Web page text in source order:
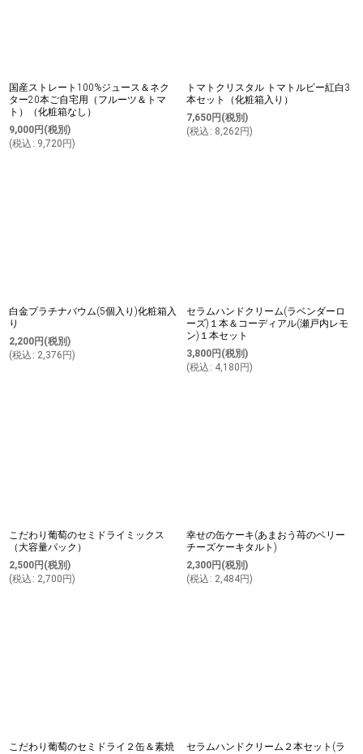
国産ストレート100%ジュース＆ネク
ター20本ご自宅用（フルーツ＆トマ
ト）（化粧箱なし）
9,000円 (税別)
(税込 : 9,720 円)
トマトクリスタル トマトルビー紅白3
本セット（化粧箱入り）
7,650円 (税別)
(税込 : 8,262円)
白金プラチナバウム(5個入り)化粧箱入
り
2,200円 (税別)
(税込 : 2,376 円)
セラムハンドクリーム(ラベンダーロ
ーズ)１本＆コーディアル(瀬戸内レモ
ン)１本セット
3,800円 (税別)
(税込 : 4,180 円)
こだわり葡萄のセミドライミックス
（大容量パック）
2,500円 (税別)
(税込 : 2,700 円)
幸せの缶ケーキ(あまおう苺のベリー
チーズケーキタルト)
2,300円 (税別)
(税込 : 2,484円)
こだわり葡萄のセミドライ２缶＆素焼
セラムハンドクリーム２本セット(ラ